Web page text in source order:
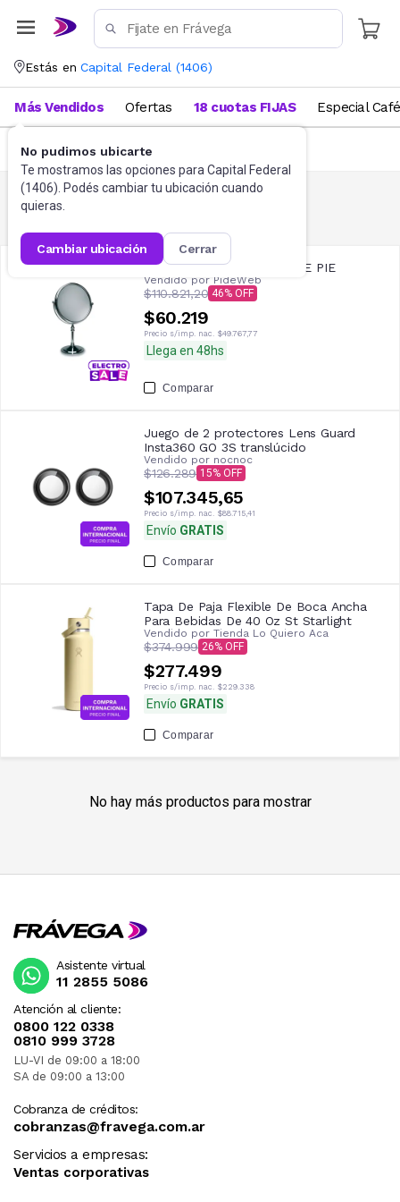
Estás en Capital Federal (1406)
No pudimos ubicarte
Te mostramos las opciones para Capital Federal
(1406). Podés cambiar tu ubicación cuando
quieras.
cambiar ubicación cerrar
Más Vendidos Ofertas 18 cuotas FIJAS Especial Café
COMPLEMENTO ESPEJO DE PIE
Vendido por PideWeb
$110.821,20 46
$60.219
Precio s/imp. nac. $49.767,77
Llega en 48hs
Comparar
Juego de 2 protectores Lens Guard
Insta360 GO 3S translúcido
Vendido por nocnoc
$126.289 15
$107.345,65
Precio s/imp. nac. $88.715,41
Envío GRATIS
Comparar
Tapa De Paja Flexible De Boca Ancha
Para Bebidas De 40 Oz St Starlight
Vendido por Tienda Lo Quiero Aca
$374.999 26
$277.499
Precio s/imp. nac. $229.338
Envío GRATIS
Comparar
No hay más productos para mostrar
Atención al cliente:
0800 122 0338
0810 999 3728
LU-VI de 09:00 a 18:00
SA de 09:00 a 13:00
Cobranza de créditos:
cobranzas@fravega.com.ar
Servicios a empresas:
Ventas corporativas
Asistente virtual
11 2855 5086